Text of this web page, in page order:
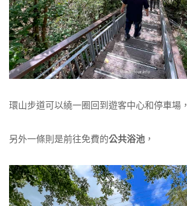
環山步道可以繞一圈回到遊客中心和停車場，
另外一條則是前往免費的公共浴池 ，